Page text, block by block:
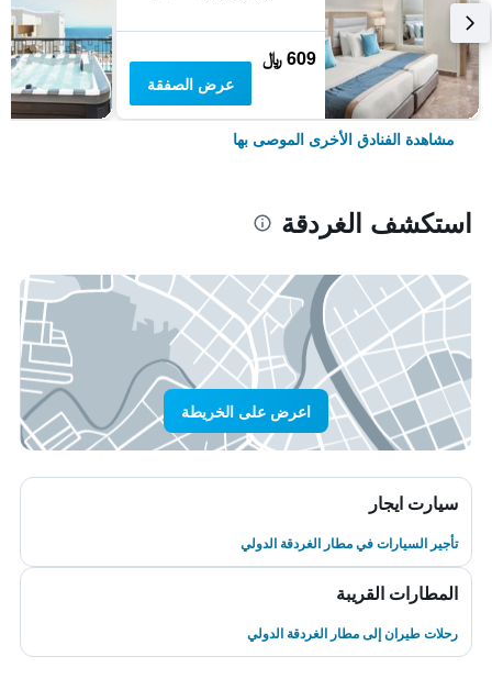
609 ﷼
عرض الصفقة
مشاهدة الفنادق الأخرى الموصى بها
استكشف الغردقة
اعرض على الخريطة
سيارت ايجار
تأجير السيارات في مطار الغردقة الدولي
المطارات القريبة
رحلات طيران إلى مطار الغردقة الدولي